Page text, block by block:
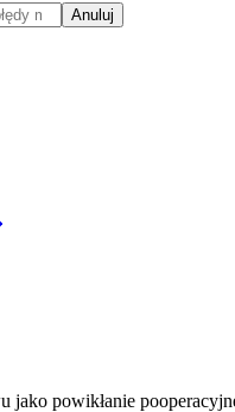
Anuluj
jako powikłanie